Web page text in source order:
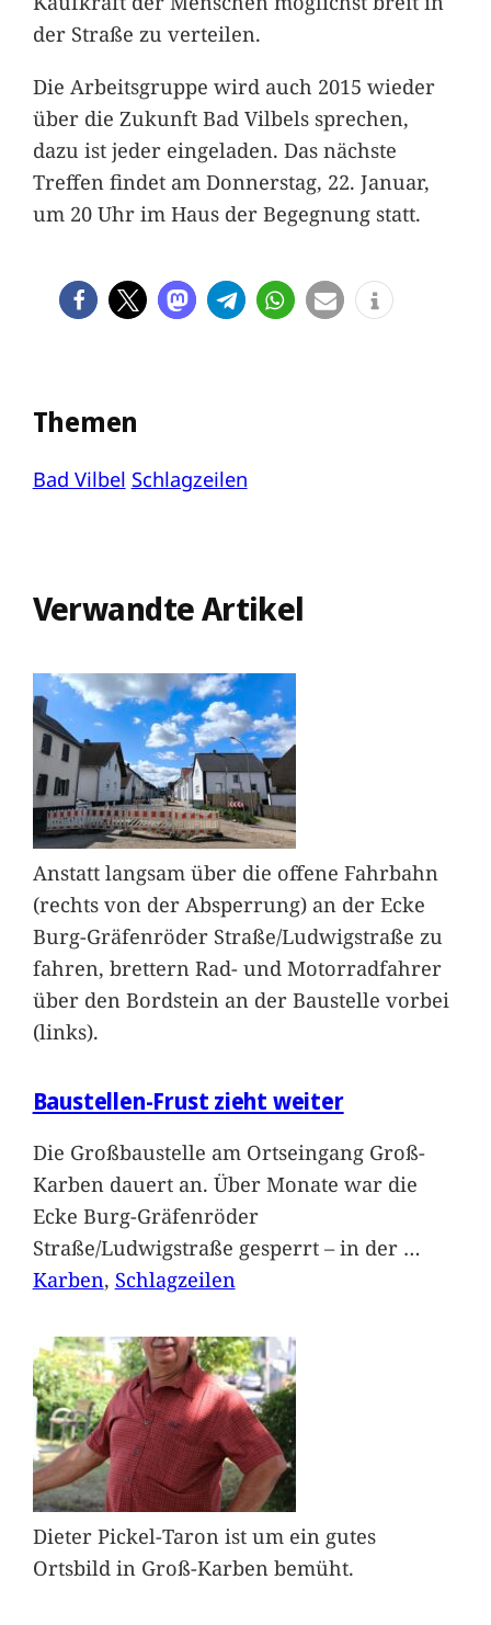
der Straße zu verteilen.
Die Arbeitsgruppe wird auch 2015 wieder
über die Zukunft Bad Vilbels sprechen,
dazu ist jeder eingeladen. Das nächste
Treffen findet am Donnerstag, 22. Januar,
um 20 Uhr im Haus der Begegnung statt.
Themen
Bad Vilbel Schlagzeilen
Verwandte Artikel
Anstatt langsam über die offene Fahrbahn
(rechts von der Absperrung) an der Ecke
Burg-Gräfenröder Straße/Ludwigstraße zu
fahren, brettern Rad- und Motorradfahrer
über den Bordstein an der Baustelle vorbei
(links).
Baustellen-Frust zieht weiter
Die Großbaustelle am Ortseingang Groß-
Karben dauert an. Über Monate war die
Ecke Burg-Gräfenröder
Straße/Ludwigstraße gesperrt – in der …
Karben, Schlagzeilen
Dieter Pickel-Taron ist um ein gutes
Ortsbild in Groß-Karben bemüht.